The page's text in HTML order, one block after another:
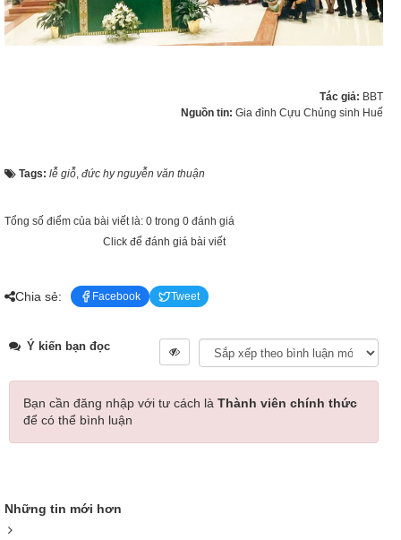
Tác giả: BBT
Nguồn tin: Gia đình Cựu Chủng sinh Huế
Tags: lễ giỗ, đức hy nguyễn văn thuận
Tổng số điểm của bài viết là: 0 trong 0 đánh giá
Click để đánh giá bài viết
Chia sẻ: Facebook Tweet
Ý kiến bạn đọc
Bạn cần đăng nhập với tư cách là Thành viên chính thức
để có thể bình luận
Những tin mới hơn